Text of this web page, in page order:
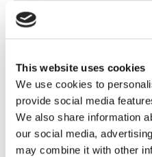
This website uses cookies
We use cookies to
provide social media
We also share information
our social media,
may combine it with other